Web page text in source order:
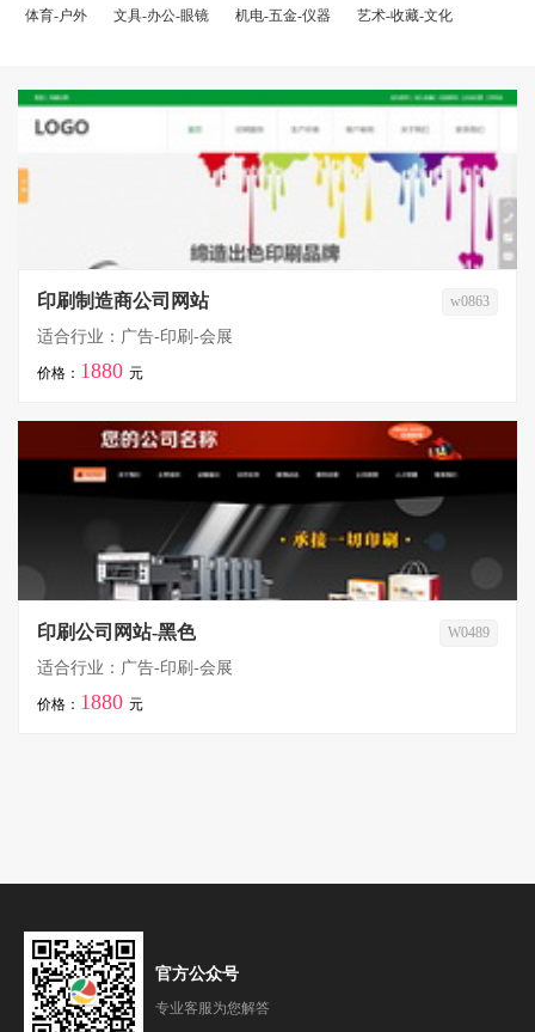
体育-户外
文具-办公-眼镜 机电-五金-仪器 艺术-收藏-文化
印刷制造商公司网站 w0863
适合行业：广告-印刷-会展
价格： 1880 元
印刷公司网站-黑色 W0489
适合行业：广告-印刷-会展
价格： 1880 元
官方公众号
专业客服为您解答